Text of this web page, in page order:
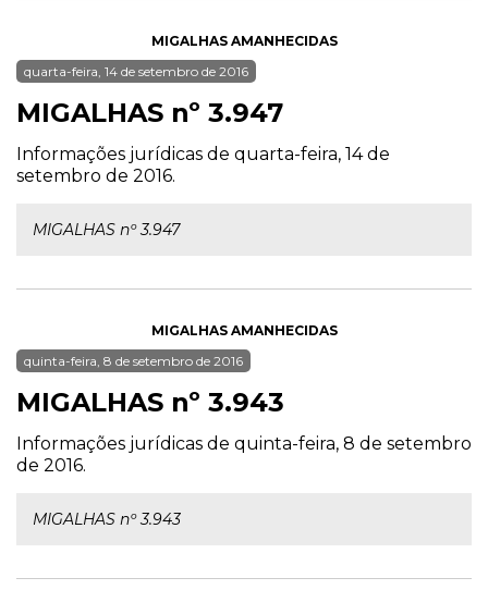
MIGALHAS AMANHECIDAS
quarta-feira, 14 de setembro de 2016
MIGALHAS nº 3.947
Informações jurídicas de quarta-feira, 14 de
setembro de 2016.
MIGALHAS nº 3.947
MIGALHAS AMANHECIDAS
quinta-feira, 8 de setembro de 2016
MIGALHAS nº 3.943
Informações jurídicas de quinta-feira, 8 de setembro
de 2016.
MIGALHAS nº 3.943